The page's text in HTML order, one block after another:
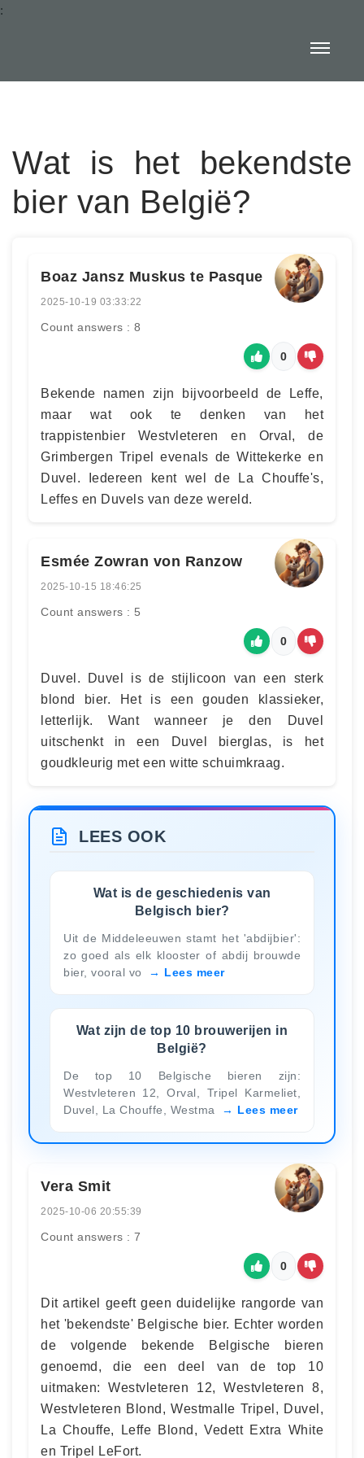
:
Wat is het bekendste
bier van België?
Boaz Jansz Muskus te Pasque
2025-10-19 03:33:22
Count answers : 8
0
Bekende namen zijn bijvoorbeeld de Leffe,
maar wat ook te denken van het
trappistenbier Westvleteren en Orval, de
Grimbergen Tripel evenals de Wittekerke en
Duvel. Iedereen kent wel de La Chouffe's,
Leffes en Duvels van deze wereld.
Esmée Zowran von Ranzow
2025-10-15 18:46:25
Count answers : 5
0
Duvel. Duvel is de stijlicoon van een sterk
blond bier. Het is een gouden klassieker,
letterlijk. Want wanneer je den Duvel
uitschenkt in een Duvel bierglas, is het
goudkleurig met een witte schuimkraag.
LEES OOK
Wat is de geschiedenis van
Belgisch bier?
Uit de Middeleeuwen stamt het 'abdijbier':
zo goed als elk klooster of abdij brouwde
bier, vooral vo
Lees meer
Wat zijn de top 10 brouwerijen in
België?
De top 10 Belgische bieren zijn:
Westvleteren 12, Orval, Tripel Karmeliet,
Duvel, La Chouffe, Westma
Lees meer
Vera Smit
2025-10-06 20:55:39
Count answers : 7
0
Dit artikel geeft geen duidelijke rangorde van
het 'bekendste' Belgische bier. Echter worden
de volgende bekende Belgische bieren
genoemd, die een deel van de top 10
uitmaken: Westvleteren 12, Westvleteren 8,
Westvleteren Blond, Westmalle Tripel, Duvel,
La Chouffe, Leffe Blond, Vedett Extra White
en Tripel LeFort.